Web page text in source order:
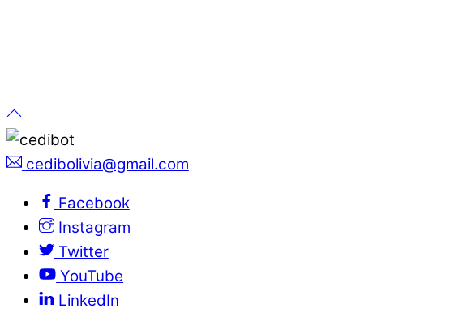
cedibolivia@gmail.com
Facebook
Instagram
Twitter
YouTube
LinkedIn